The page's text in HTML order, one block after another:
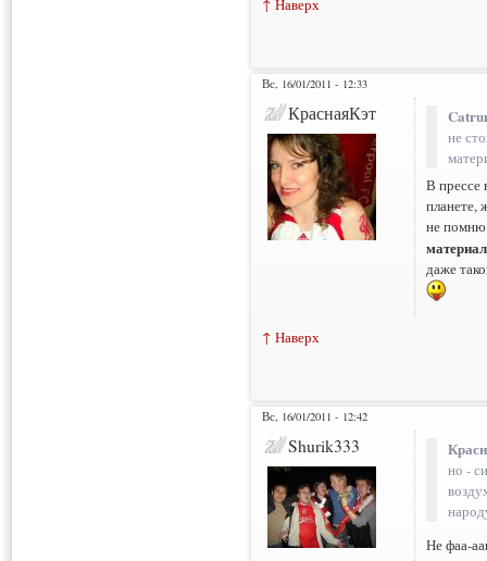
↑ Наверх
Вс, 16/01/2011 - 12:33
КраснаяКэт
не
В прессе
планете,
не помню
даже
↑ Наверх
Вс, 16/01/2011 - 12:42
Shurik333
но -
Не фаа-